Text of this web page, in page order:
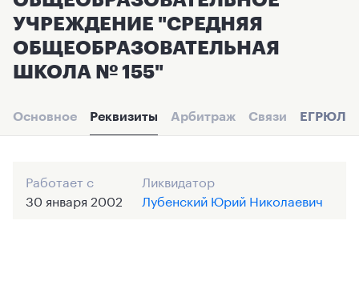
УЧРЕЖДЕНИЕ "СРЕДНЯЯ
ОБЩЕОБРАЗОВАТЕЛЬНАЯ
ШКОЛА № 155"
Основное Реквизиты Арбитраж Связи ЕГРЮЛ
Работает с
30 января 2002
Ликвидатор
Лубенский Юрий Николаевич